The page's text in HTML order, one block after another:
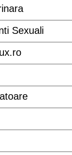
Sexuali